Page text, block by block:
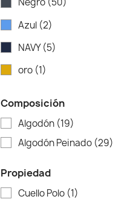
Azul (2)
NAVY(5)
oro (1)
Composición
Algodón (19)
Algodón Peinado (29)
Propiedad
Cuello Polo (1)